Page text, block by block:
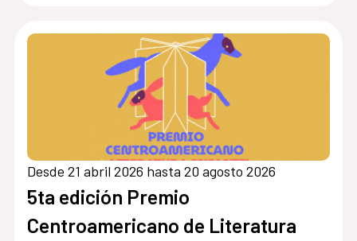
Desde 21 abril 2026 hasta 20 agosto 2026
5ta edición Premio
Centroamericano de Literatura